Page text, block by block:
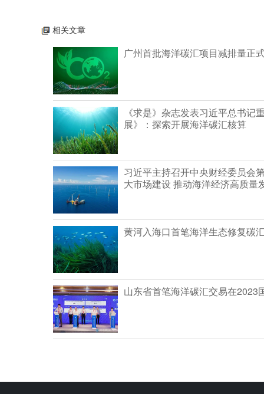
相关文章
广州首批海洋碳汇项目减排量正
《求是》杂志发表习近平总书记
展》：探索开展海洋碳汇核算
习近平主持召开中央财经委员会
大市场建设 推动海洋经济高质量
黄河入海口首笔海洋生态修复碳
山东省首笔海洋碳汇交易在2023